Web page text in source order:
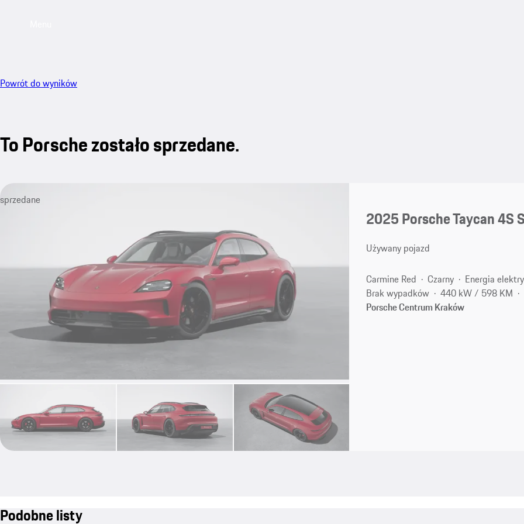
Powrót do wyników
To Porsche zostało sprzedane.
sprzedane
2025 Porsche Taycan 4S
Używany pojazd
Carmine Red Czarny
Energia
Brak wypadków
440 kW / 598 KM
Porsche Centrum Kraków
Podobne listy